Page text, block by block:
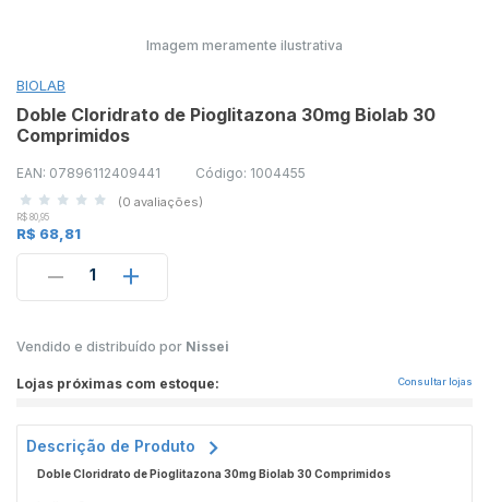
Imagem meramente ilustrativa
BIOLAB
Doble Cloridrato de Pioglitazona 30mg Biolab 30
Comprimidos
EAN: 07896112409441 Código: 1004455
(0 avaliações)
R$ 80,95
R$ 68,81
1
Vendido e distribuído por Nissei
Lojas próximas com estoque: Consultar lojas
Descrição de Produto
Doble Cloridrato de Pioglitazona 30mg Biolab 30 Comprimidos